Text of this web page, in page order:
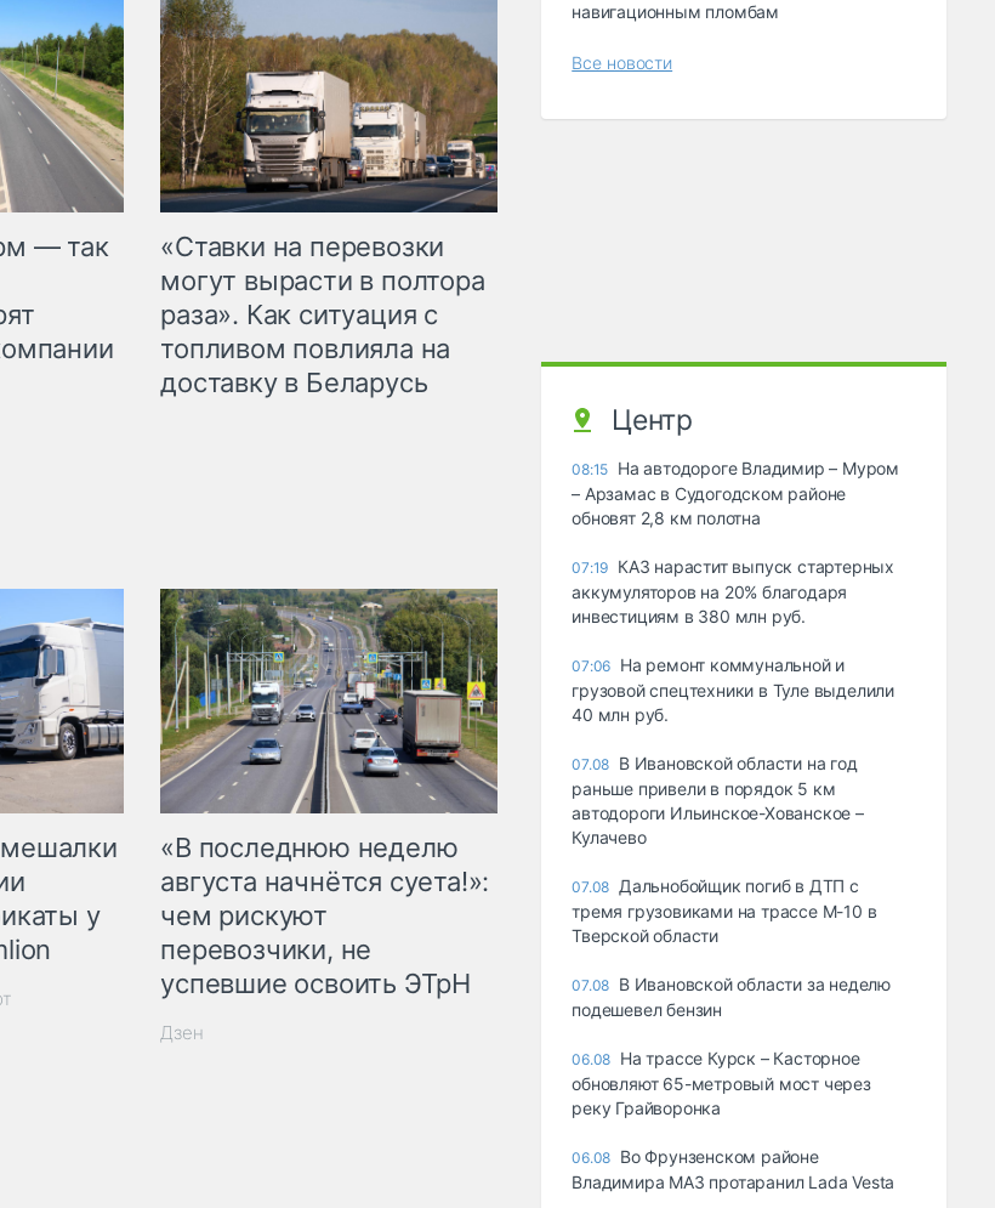
— так
«Ставки на перевозки
могут вырасти в полтора
раза». Как ситуация с
топливом повлияла на
доставку в Беларусь
у
«В последнюю неделю
августа начнётся суета!»:
чем рискуют
перевозчики, не
успевшие освоить ЭТрН
Дзен
навигационным пломбам
Все новости
Центр
08:15 На автодороге Владимир – Муром
– Арзамас в Судогодском районе
обновят 2,8 км полотна
07:19 КАЗ нарастит выпуск стартерных
аккумуляторов на 20% благодаря
инвестициям в 380 млн руб.
07:06 На ремонт коммунальной и
грузовой спецтехники в Туле выделили
40 млн руб.
07.08 В Ивановской области на год
раньше привели в порядок 5 км
автодороги Ильинское-Хованское –
Кулачево
07.08 Дальнобойщик погиб в ДТП с
тремя грузовиками на трассе М-10 в
Тверской области
07.08 В Ивановской области за неделю
подешевел бензин
06.08 На трассе Курск – Касторное
обновляют 65-метровый мост через
реку Грайворонка
06.08 Во Фрунзенском районе
Владимира МАЗ протаранил Lada Vesta